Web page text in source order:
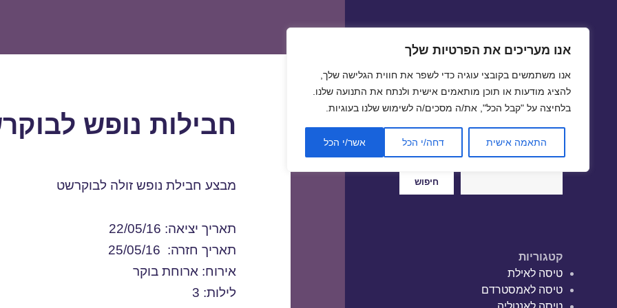
אנו מעריכים את הפרטיות שלך
אנו משתמשים בקובצי עוגיה כדי לשפר את חווית הגלישה שלך,
להציג מודעות או תוכן מותאמים אישית ולנתח את התנועה שלנו.
בלחיצה על "קבל הכל", את/ה מסכים/ה לשימוש שלנו בעוגיות.
התאמה אישית דחה/י הכל אשר/י הכל
טיסה זולה | טיסות זולות
חיפוש
חיפוש
קטגוריות
טיסה לאילת
טיסה לאמסטרדם
חבילות נופש לבוקרשט 22/
מבצע חבילת נופש זולה לבוקרשט
תאריך יציאה: 22/05/16
תאריך חזרה: 25/05/16
אירוח: ארוחת בוקר
לילות: 3